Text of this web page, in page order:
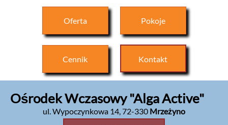
Oferta Pokoje
Cennik Kontakt
Ośrodek Wczasowy "Alga Active"
ul. Wypoczynkowa 14,72-330 Mrzeżyno